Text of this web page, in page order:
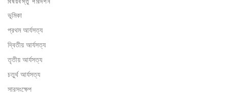
ভূমিকা
প্রথম আর্যসত্য
দ্বিতীয় আর্যসত্য
তৃতীয় আর্যসত্য
চতুর্থ আর্যসত্য
সারসংক্ষেপ